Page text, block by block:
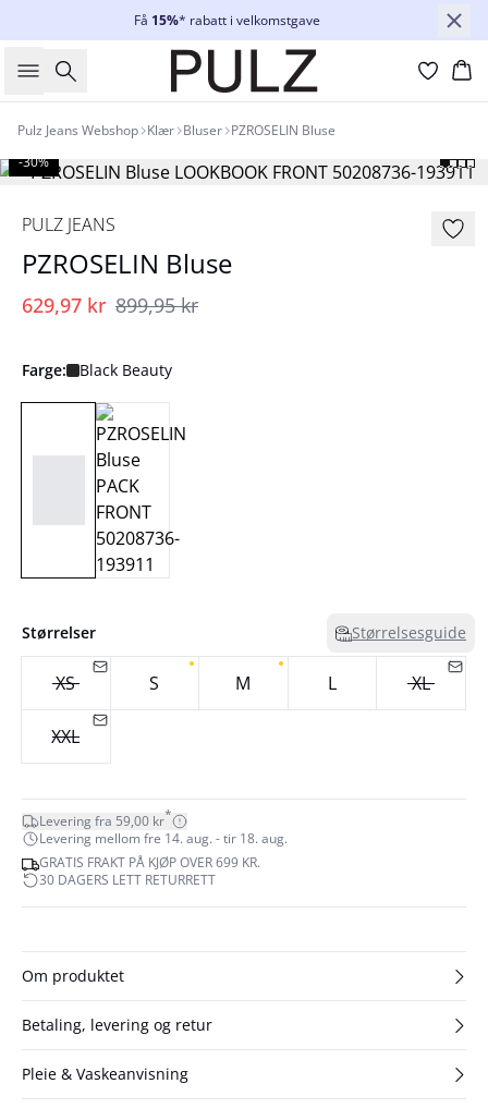
Få 15%* rabatt i velkomstgave
Søk
Pulz Jeans Webshop Klær Bluser PZROSELIN Bluse
-30%
PULZ JEANS
PZROSELIN Bluse
629,97 kr 899,95 kr
Farge: Black Beauty
Størrelser Størrelsesguide
XS S M L XL
XXL
Levering fra 59,00 kr*
Levering mellom fre 14. aug. - tir 18. aug.
GRATIS FRAKT PÅ KJØP OVER 699 KR.
30 DAGERS LETT RETURRETT
Om produktet
Betaling, levering og retur
Pleie & Vaskeanvisning